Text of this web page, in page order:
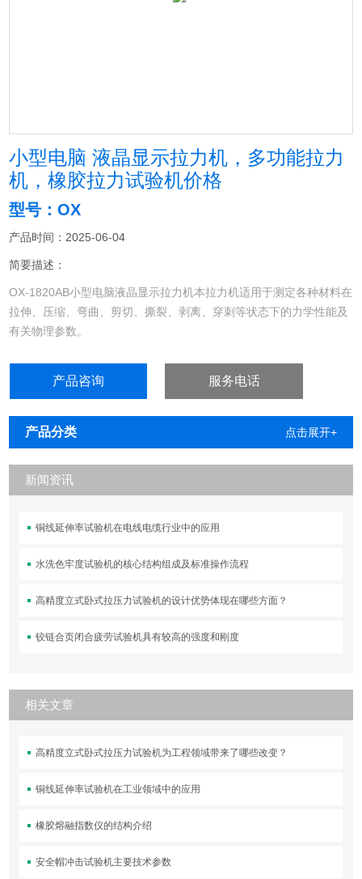
小型电脑 液晶显示拉力机，多功能拉力
机，橡胶拉力试验机价格
型号：OX
产品时间：2025-06-04
简要描述：
OX-1820AB小型电脑液晶显示拉力机本拉力机适用于测定各种材料在
拉伸、压缩、弯曲、剪切、撕裂、剥离、穿刺等状态下的力学性能及
有关物理参数。
产品咨询 服务电话
产品分类 点击展开+
新闻资讯
铜线延伸率试验机在电线电缆行业中的应用
水洗色牢度试验机的核心结构组成及标准操作流程
高精度立式卧式拉压力试验机的设计优势体现在哪些方面？
铰链合页闭合疲劳试验机具有较高的强度和刚度
相关文章
高精度立式卧式拉压力试验机为工程领域带来了哪些改变？
铜线延伸率试验机在工业领域中的应用
橡胶熔融指数仪的结构介绍
安全帽冲击试验机主要技术参数